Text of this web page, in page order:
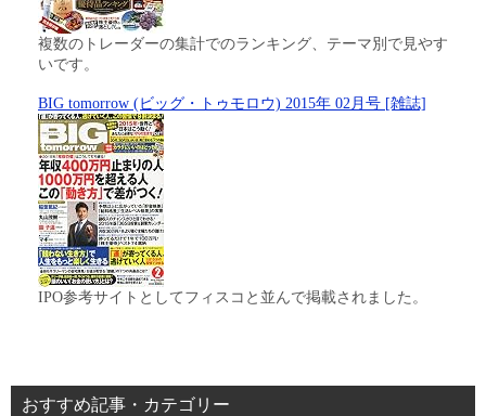
複数のトレーダーの集計でのランキング、テーマ別で見やす
いです。
BIG tomorrow (ビッグ・トゥモロウ) 2015年 02月号 [雑誌]
IPO参考サイトとしてフィスコと並んで掲載されました。
おすすめ記事・カテゴリー